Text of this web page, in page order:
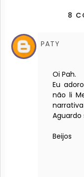
8
PATY
Oi Pah.
Eu
não li
Aguardo
Beijos